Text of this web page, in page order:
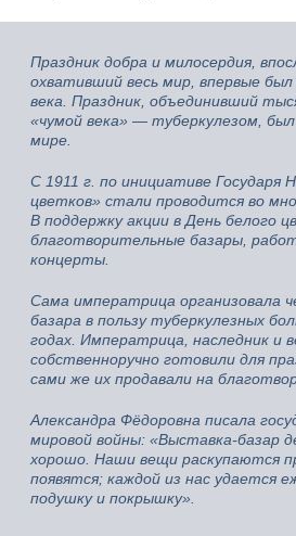
Праздник добра и милосердия,
охвативший весь мир, впервые был
века. Праздник, объединивший
«чумой века» — туберкулезом,
мире.
С 1911 г. по инициативе Государя
цветков» стали проводится во
В поддержку акции в День белого
благотворительные базары,
концерты.
Сама императрица организовала
базара в пользу туберкулезных
годах. Императрица, наследник и
собственноручно готовили для
сами же их продавали на
Александра Фёдоровна писала
мировой войны: «Выставка-базар
хорошо. Наши вещи раскупаются
появятся; каждой из нас удается
подушку и покрышку».